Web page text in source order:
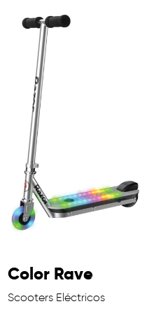
Color Rave
Scooters Eléctricos